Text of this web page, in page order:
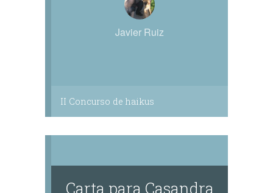
Javier Ruiz
II Concurso de haikus
Carta para Casandra